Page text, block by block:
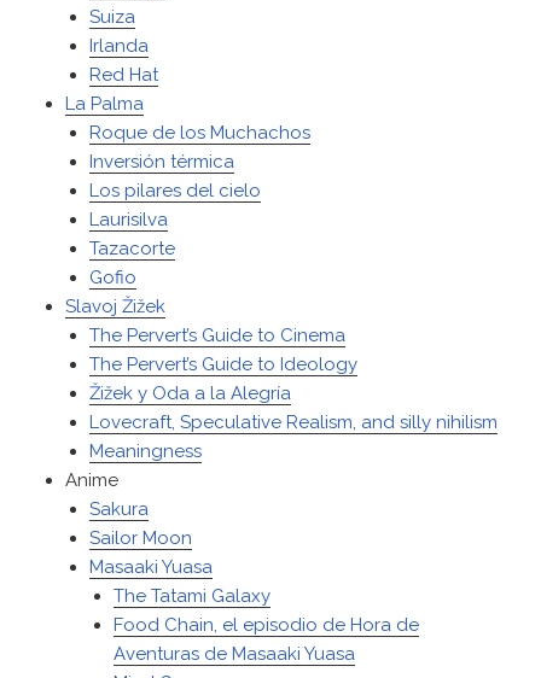
Suiza
Irlanda
Red Hat
La Palma
Roque de los Muchachos
Inversión térmica
Los pilares del cielo
Laurisilva
Tazacorte
Gofio
Slavoj Žižek
The Pervert’s Guide to Cinema
The Pervert’s Guide to Ideology
Žižek y Oda a la Alegría
Lovecraft, Speculative Realism, and silly nihilism
Meaningness
Anime
Sakura
Sailor Moon
Masaaki Yuasa
The Tatami Galaxy
Food Chain, el episodio de Hora de
Aventuras de Masaaki Yuasa